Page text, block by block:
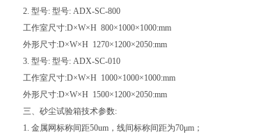
2. 型号: 型号: ADX-SC-800
工作室尺寸:D×W×H 800×1000×1000:mm
外形尺寸:D×W×H 1270×1200×2050:mm
3. 型号: 型号: ADX-SC-010
工作室尺寸:D×W×H 1000×1000×1000:mm
外形尺寸:D×W×H 1500×1200×2050:mm
三、砂尘试验箱技术参数:
1. 金属网标称间距50um，线间标称间距为70μm；